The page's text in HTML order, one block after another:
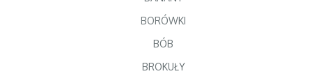
BORÓWKI
BÓB
BROKUŁY